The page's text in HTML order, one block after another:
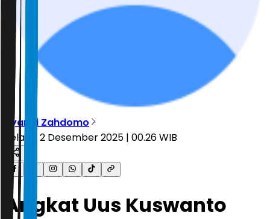
Ryandi Zahdomo
Selasa, 2 Desember 2025 | 00.26 WIB
Angkat Uus Kuswanto